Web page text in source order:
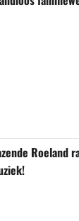
Roeland